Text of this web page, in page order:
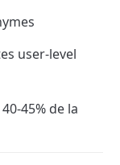
user-level
45% de la